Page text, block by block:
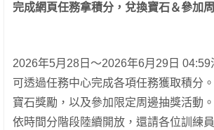
完成網頁任務拿積分，兌換寶石＆參加
2026年5月28日～2026年6月29日 04:59
可透過任務中心完成各項任務獲取積分
寶石獎勵，以及參加限定周邊抽獎活動
依時間分階段陸續開放，還請各位訓練